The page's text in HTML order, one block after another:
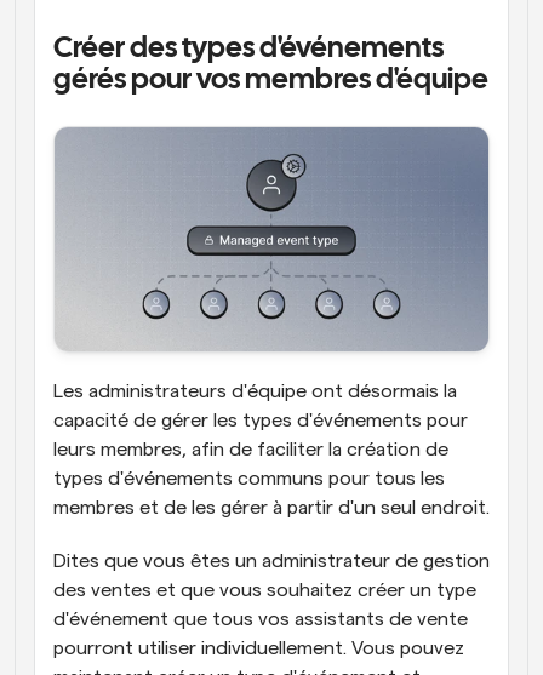
Créer des types d'événements
gérés pour vos membres d'équipe
Les administrateurs d'équipe ont désormais la
capacité de gérer les types d'événements pour
leurs membres, afin de faciliter la création de
types d'événements communs pour tous les
membres et de les gérer à partir d'un seul endroit.
Dites que vous êtes un administrateur de gestion
des ventes et que vous souhaitez créer un type
d'événement que tous vos assistants de vente
pourront utiliser individuellement. Vous pouvez